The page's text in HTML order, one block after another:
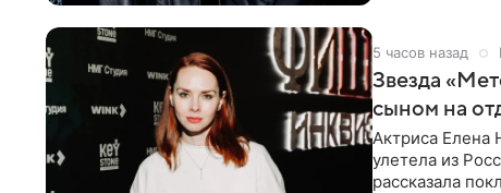
5 часов назад
Звезда
сыном на
Актриса Елена
улетела из
рассказала